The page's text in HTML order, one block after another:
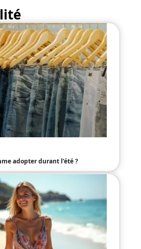
adopter durant l’été ?